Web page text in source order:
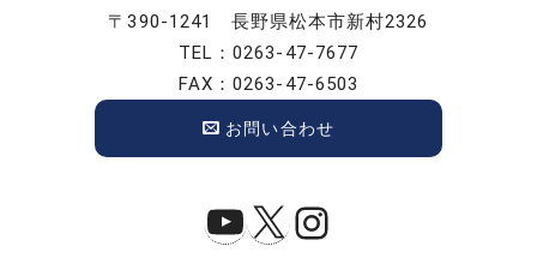
〒390-1241 長野県松本市新村2326
TEL：0263-47-7677
FAX：0263-47-6503
お問い合わせ
YouTube
X Instagram